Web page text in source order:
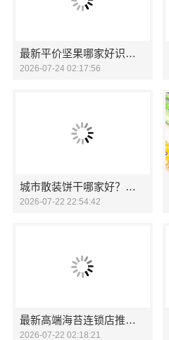
最新平价坚果哪家好识零食大明星
2026-07-24 02:17:56
城市散装饼干哪家好？零食大明星品质之选
2026-07-22 22:54:42
最新高端海苔连锁店推荐，零食大明星品质之选
2026-07-22 02:18:21